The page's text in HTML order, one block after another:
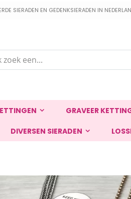
SIERADEN EN GEDENKSIERADEN IN
GRAVEER
DIVERSEN SIERADEN